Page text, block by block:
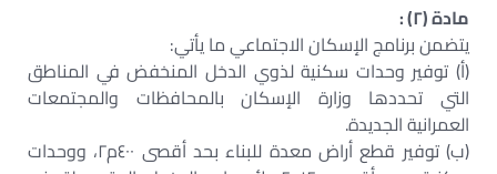
مادة (٢) :
يتضمن برنامج الإسكان الاجتماعي ما يأتي:
(أ) توفير وحدات سكنية لذوي الدخل المنخفض في المناطق
التي تحددها وزارة الإسكان بالمحافظات والمجتمعات
العمرانية الجديدة.
(ب) توفير قطع أراض معدة للبناء بحد أقصى ٤٠٠م٢، ووحدات